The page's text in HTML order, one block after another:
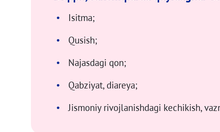
Isitma;
Qusish;
Najasdagi qon;
Qabziyat, diareya;
Jismoniy rivojlanishdagi kechikish,